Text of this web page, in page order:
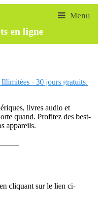
en ligne
- 30 jours gratuits.
livres audio et
quand. Profitez des best-
appareils.
cliquant sur le lien ci-